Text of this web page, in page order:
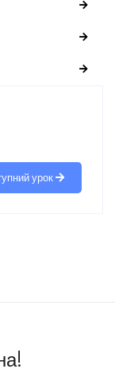
урок